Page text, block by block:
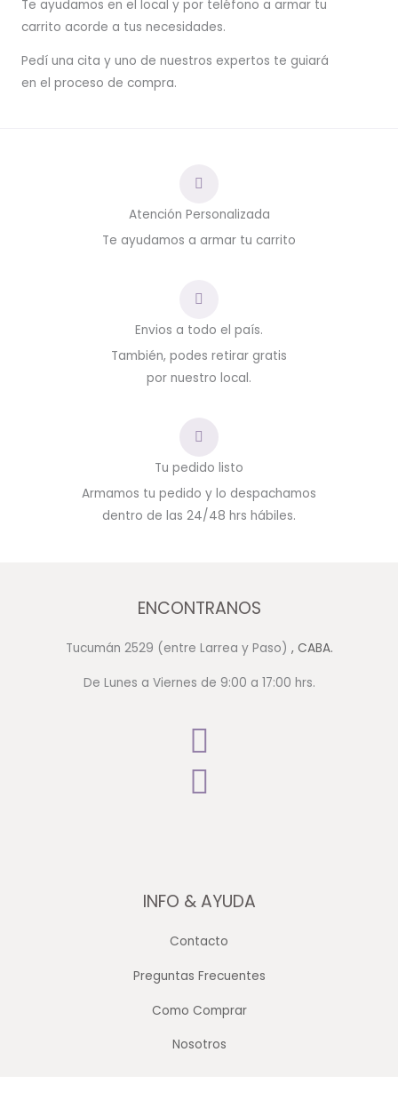
Te ayudamos en el local y por teléfono a armar tu
carrito acorde a tus necesidades.
Pedí una cita y uno de nuestros expertos te guiará
en el proceso de compra.
Atención Personalizada
Te ayudamos a armar tu carrito
Envios a todo el país.
También, podes retirar gratis
por nuestro local.
Tu pedido listo
Armamos tu pedido y lo despachamos
dentro de las 24/48 hrs hábiles.
ENCONTRANOS
Tucumán 2529 (entre Larrea y Paso) , CABA.
De Lunes a Viernes de 9:00 a 17:00 hrs.
INFO & AYUDA
Contacto
Preguntas Frecuentes
Como Comprar
Nosotros